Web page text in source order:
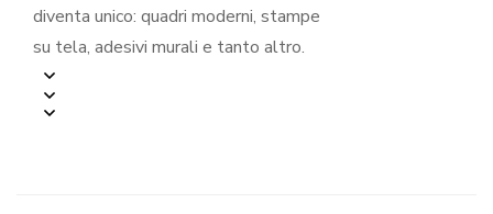
diventa unico: quadri moderni, stampe
su tela, adesivi murali e tanto altro.